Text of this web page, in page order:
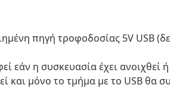
πηγή τροφοδοσίας 5V USB
εάν η συσκευασία έχει ανοιχθεί
μόνο το τμήμα με το USB θα